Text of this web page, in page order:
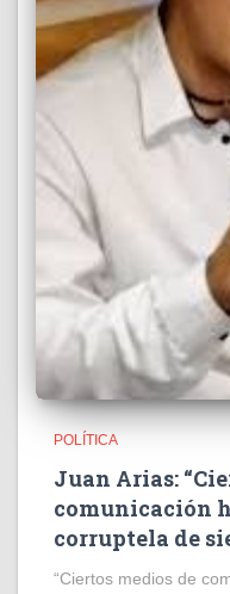
POLÍTICA
Juan Arias:
comunicación
corruptela de
“Ciertos medios de